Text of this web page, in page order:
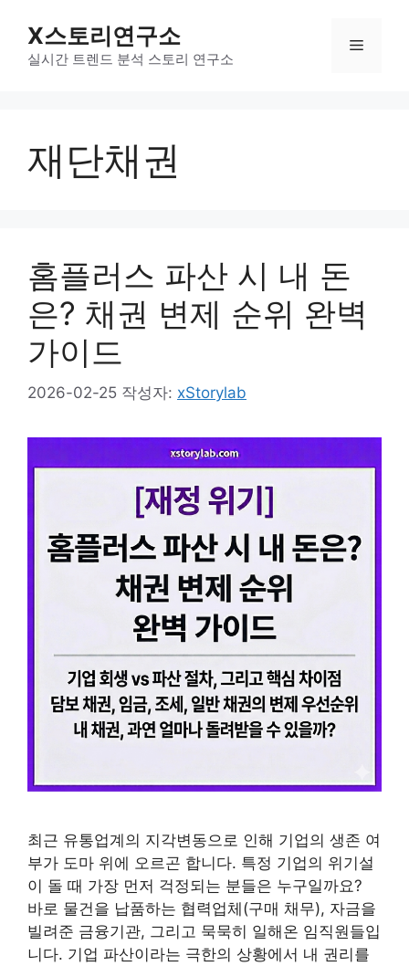
X스토리연구소
실시간 트렌드 분석 스토리 연구소
메
재단채권
홈플러스 파산 시 내 돈
은? 채권 변제 순위 완벽
가이드
2026-02-25 작성자: xStorylab
최근 유통업계의 지각변동으로 인해 기업의 생존 여
부가 도마 위에 오르곤 합니다. 특정 기업의 위기설
이 돌 때 가장 먼저 걱정되는 분들은 누구일까요?
바로 물건을 납품하는 협력업체(구매 채무), 자금을
빌려준 금융기관, 그리고 묵묵히 일해온 임직원들입
니다. 기업 파산이라는 극한의 상황에서 내 권리를